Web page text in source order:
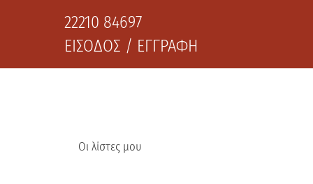
22210 84697
ΕΙΣΟΔΟΣ / ΕΓΓΡΑΦΗ
Οι λίστες μου